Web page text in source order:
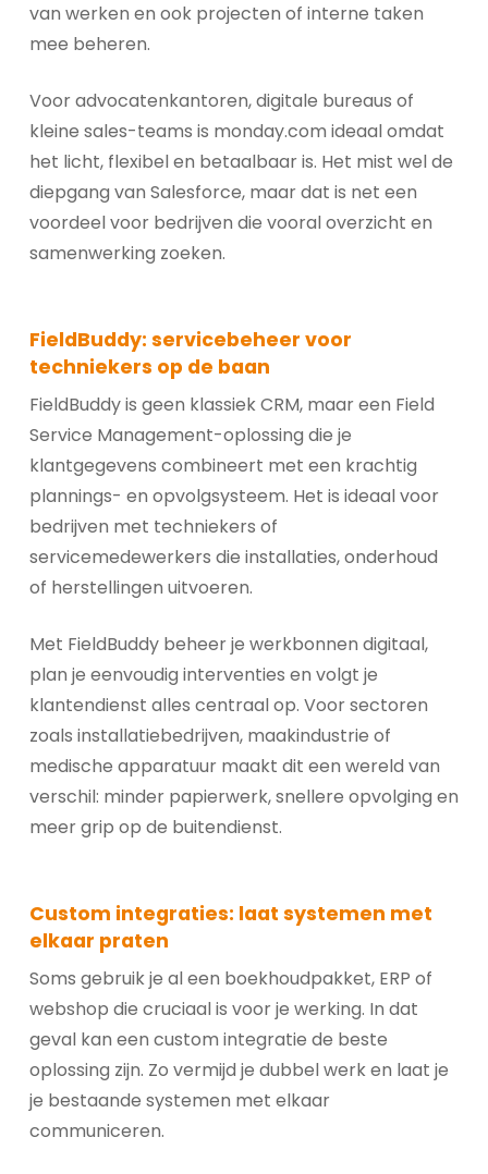
van werken en ook projecten of interne taken
mee beheren.
Voor advocatenkantoren, digitale bureaus of
kleine sales-teams is monday.com ideaal omdat
het licht, flexibel en betaalbaar is. Het mist wel de
diepgang van Salesforce, maar dat is net een
voordeel voor bedrijven die vooral overzicht en
samenwerking zoeken.
FieldBuddy: servicebeheer voor
techniekers op de baan
FieldBuddy is geen klassiek CRM, maar een Field
Service Management-oplossing die je
klantgegevens combineert met een krachtig
plannings- en opvolgsysteem. Het is ideaal voor
bedrijven met techniekers of
servicemedewerkers die installaties, onderhoud
of herstellingen uitvoeren.
Met FieldBuddy beheer je werkbonnen digitaal,
plan je eenvoudig interventies en volgt je
klantendienst alles centraal op. Voor sectoren
zoals installatiebedrijven, maakindustrie of
medische apparatuur maakt dit een wereld van
verschil: minder papierwerk, snellere opvolging en
meer grip op de buitendienst.
Custom integraties: laat systemen met
elkaar praten
Soms gebruik je al een boekhoudpakket, ERP of
webshop die cruciaal is voor je werking. In dat
geval kan een custom integratie de beste
oplossing zijn. Zo vermijd je dubbel werk en laat je
je bestaande systemen met elkaar
communiceren.